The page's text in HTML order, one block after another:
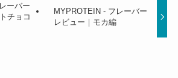
ーバー
チョコ
MYPROTEIN - フレーバー
レビュー｜モカ編